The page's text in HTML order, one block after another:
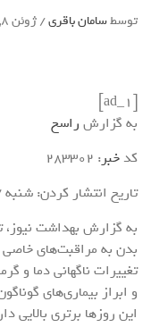
توسطسامان باقری/ژوئن 8, 2025
[ad_1]
به گزارش راسخ
کدخبر: 283302
تاریخ انتشار کردن: شنبه 17 خرداد 1404 – 22:43
به گزارش بهداشت نیوز،
بدن به مراقبت‌های
تغییرات ناگهانی دما و
و ابراز بیماری‌های
این روزها برتری بالایی